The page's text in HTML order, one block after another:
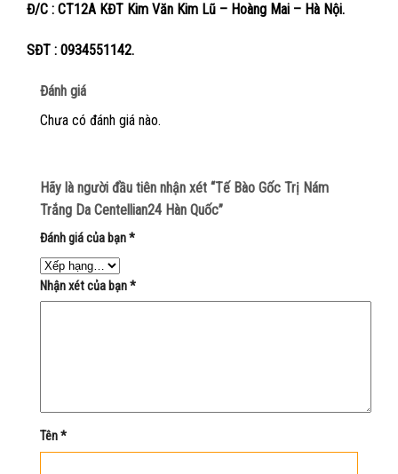
Đ/C : CT12A KĐT Kim Văn Kim Lũ – Hoàng Mai – Hà Nội.
SĐT : 0934551142.
Đánh giá
Chưa có đánh giá nào.
Hãy là người đầu tiên nhận xét “Tế Bào Gốc Trị Nám
Trắng Da Centellian24 Hàn Quốc”
Đánh giá của bạn*
Nhận xét của bạn*
Tên*